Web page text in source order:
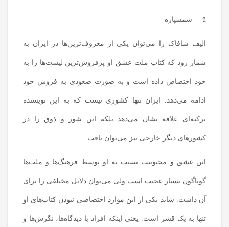
ü شمسپاره
الیف شافاک را می‌توان یکی از معروف‌ترین‌ها در ایران به
شمار رود که کتاب ملت عشق او پرفروش‌ترین لیست‌ها را به
خود اختصاص داده است و به صورت صعودی به فروش خود
ادامه می‌دهد. ایران تنها کشوری نیست که به این نویسنده
ترکیه‌ای علاقه نشان می‌دهد بلکه این شور و ذوق را در
کشورهای دیگر خارجی نیز می‌توان یافت.
این عشق و محبوبیت نسبت به او توسط فرهنگ‌ها و ملت‎‌ها
گوناگون بسیار عجیب است ولی می‌توان دلایل مختلفی را برای
آن داشت. شاید یکی از این موارد اختصاصی نبودن کتاب‌های او
تنها به یک قشر است. یعنی اینکه افراد با دیدگاه‌ها، نگرش‌ها و